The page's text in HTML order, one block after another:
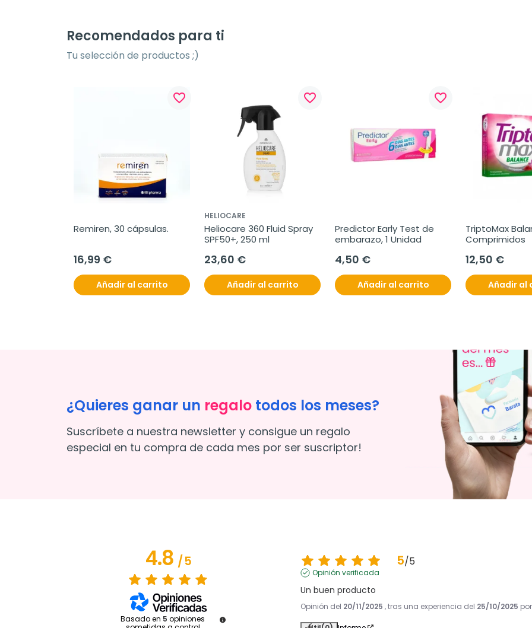
Recomendados para ti
Tu selección de productos ;)
favorite_border
Remiren, 30 cápsulas.
16,99 €
Añadir al carrito
favorite_border
HELIOCARE
Heliocare 360 Fluid Spray
SPF50+, 250 ml
23,60 €
Añadir al carrito
favorite_border
Predictor Early Test de
embarazo, 1 Unidad
4,50 €
Añadir al carrito
TriptoMax
Comprimidos
12,50 €
Añadir al
¿Quieres ganar un regalo todos los meses?
Suscríbete a nuestra newsletter y consigue un regalo
especial en tu compra de cada mes por ser suscriptor!
4.8/5
Basado en 5 opiniones
5/5
Opinión verificada
Un buen producto
Opinión del 20/11/2025 , tras una experiencia del 25/10/2025 por